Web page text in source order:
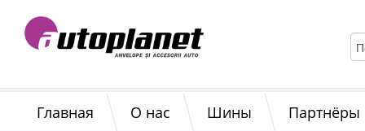
Главная О нас Шины Партнёры